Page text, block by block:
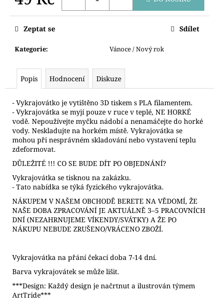
Kategorie: Vánoce / Nový rok
Zeptat se Sdílet
Popis Hodnocení Diskuze
- Vykrajovátko je vytištěno 3D tiskem s PLA filamentem.
- Vykrajovátka se myjí pouze v ruce v teplé, NE HORKÉ
vodě. Nepoužívejte myčku nádobí a nenamáčejte do horké
vody. Neskladujte na horkém místě. Vykrajovátka se
mohou při nesprávném skladování nebo vystavení teplu
zdeformovat.
DŮLEŽITÉ !!! CO SE BUDE DÍT PO OBJEDNÁNÍ?
Vykrajovátka se tisknou na zakázku.
- Tato nabídka se týká fyzického vykrajovátka.
NÁKUPEM V NAŠEM OBCHODĚ BERETE NA VĚDOMÍ, ŽE
NAŠE DOBA ZPRACOVÁNÍ JE AKTUÁLNĚ 3–5 PRACOVNÍCH
DNÍ (NEZAHRNUJEME VÍKENDY/SVÁTKY) A ŽE PO
NÁKUPU NEBUDE ZRUŠENO/VRÁCENO ZBOŽÍ.
Vykrajovátka na přání čekací doba 7-14 dní.
Barva vykrajovátek se může lišit.
***Design: Každý design je načrtnut a ilustrován týmem
ArtTride***
u
m
e
VYKRAJOVÁTKO
89
Kč